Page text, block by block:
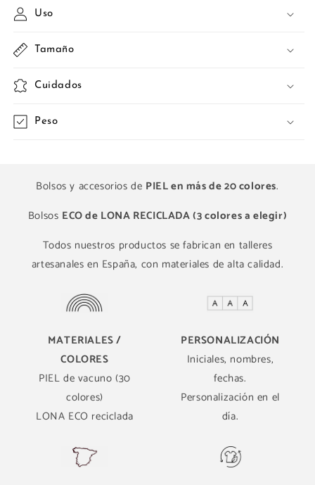
Uso
Tamaño
Cuidados
Peso
Bolsos y accesorios de PIEL en más de 20 colores.
Bolsos ECO de LONA RECICLADA (3 colores a elegir)
Todos nuestros productos se fabrican en talleres
artesanales en España, con materiales de alta calidad.
MATERIALES /
COLORES
PIEL de vacuno (30
colores)
LONA ECO reciclada
PERSONALIZACIÓN
Iniciales, nombres,
fechas.
Personalización en el
día.